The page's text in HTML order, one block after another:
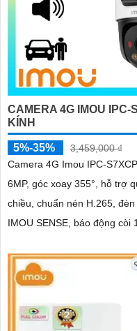
CAMERA 4G IMOU IPC-
KÍNH
5%-35%
3,459,000 ₫
Camera 4G Imou IPC-
6MP, góc xoay 355°, hỗ trợ
chiều, chuẩn nén H.265,
IMOU SENSE, báo động còi